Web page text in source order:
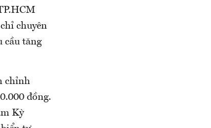
chuyên
cầu tăng
chỉnh
đồng.
Kỳ